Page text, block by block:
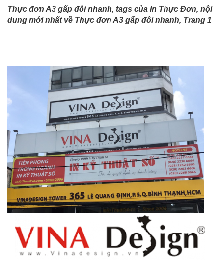
Thực đơn A3 gấp đôi nhanh, tags của In Thực Đơn, nội
dung mới nhất về Thực đơn A3 gấp đôi nhanh, Trang 1